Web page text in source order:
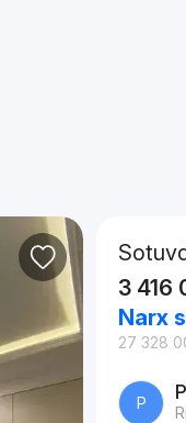
3 416
Narx
27 328
Р